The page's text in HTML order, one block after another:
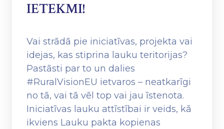
IETEKMI!
Vai strādā pie iniciatīvas, projekta vai
idejas, kas stiprina lauku teritorijas?
Pastāsti par to un dalies
#RuralVisionEU ietvaros – neatkarīgi
no tā, vai tā vēl top vai jau īstenota.
Iniciatīvas lauku attīstībai ir veids, kā
ikviens Lauku pakta kopienas